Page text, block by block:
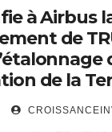
à Airbus
de
de la